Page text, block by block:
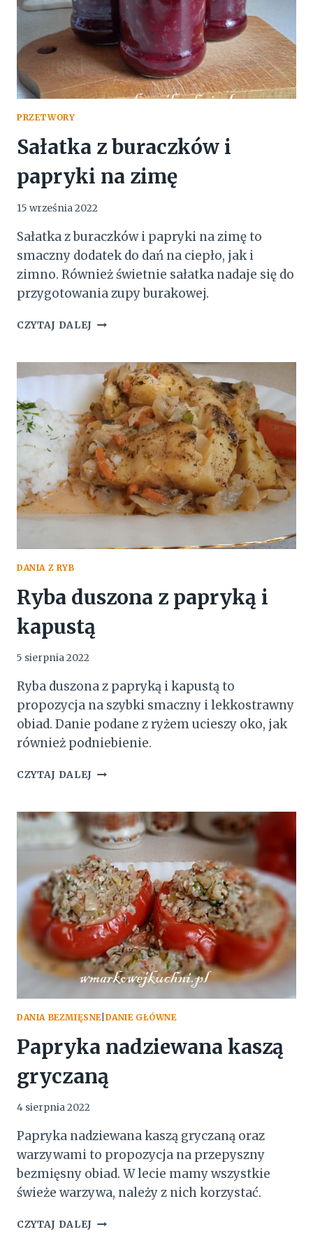
PRZETWORY
Sałatka z buraczków i
papryki na zimę
15 września 2022
Sałatka z buraczków i papryki na zimę to
smaczny dodatek do dań na ciepło, jak i
zimno. Również świetnie sałatka nadaje się do
przygotowania zupy burakowej.
CZYTAJ DALEJ SAŁATKA
I
PAPRYKI
NA
ZIMĘ
DANIA Z RYB
Ryba duszona z papryką i
kapustą
5 sierpnia 2022
Ryba duszona z papryką i kapustą to
propozycja na szybki smaczny i lekkostrawny
obiad. Danie podane z ryżem ucieszy oko, jak
również podniebienie.
CZYTAJ DALEJ RYBA
PAPRYKĄ
I
KAPUSTĄ
DANIA BEZMIĘSNE| DANIE GŁÓWNE
Papryka nadziewana kaszą
gryczaną
4 sierpnia 2022
Papryka nadziewana kaszą gryczaną oraz
warzywami to propozycja na przepyszny
bezmięsny obiad. W lecie mamy wszystkie
świeże warzywa, należy z nich korzystać.
CZYTAJ DALEJ PAPRYKA